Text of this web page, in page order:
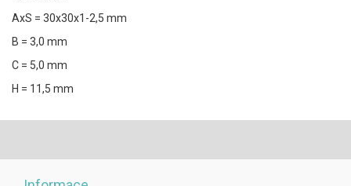
AxS = 30x30x1-2,5 mm
B = 3,0 mm
C = 5,0 mm
H = 11,5 mm